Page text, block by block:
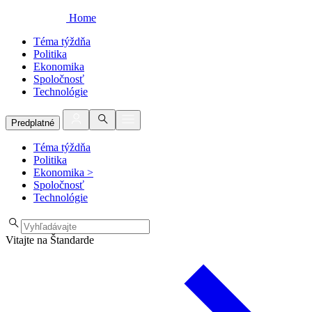
Home
Téma týždňa
Politika
Ekonomika
Spoločnosť
Technológie
Predplatné
Téma týždňa
Politika
Ekonomika >
Spoločnosť
Technológie
Vitajte na Štandarde